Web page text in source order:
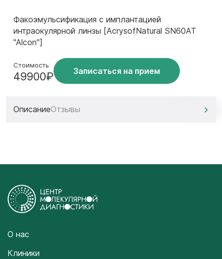
Факоэмульсификация с имплантацией
интраокулярной линзы [AcrysofNatural SN60AT
"Alcon"]
Стоимость
49900₽ Записаться на прием
ОписаниеОтзывы
О нас
Клиники